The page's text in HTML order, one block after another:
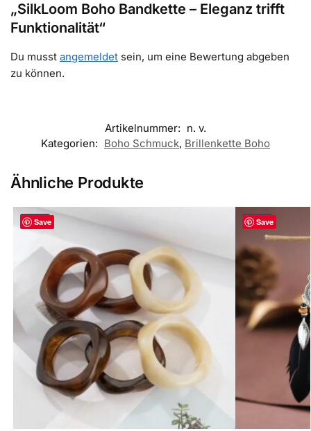
„SilkLoom Boho Bandkette – Eleganz trifft
Funktionalität“
Du musst angemeldet sein, um eine Bewertung abgeben
zu können.
Artikelnummer: n. v.
Kategorien: Boho Schmuck, Brillenkette Boho
Ähnliche Produkte
Save
-33% Save
-40%